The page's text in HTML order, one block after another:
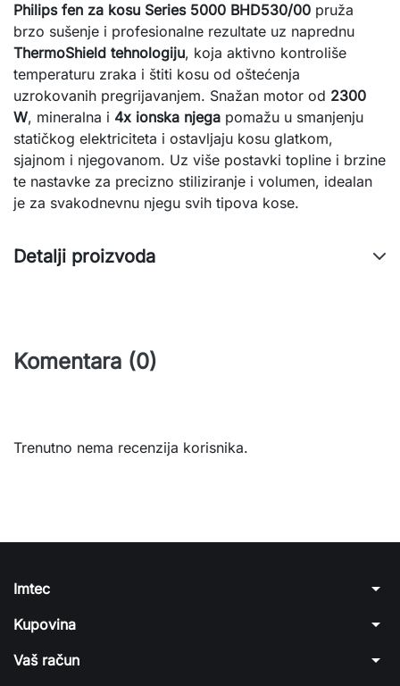
Philips fen za kosu Series 5000 BHD530/00 pruža
brzo sušenje i profesionalne rezultate uz naprednu
ThermoShield tehnologiju, koja aktivno kontroliše
temperaturu zraka i štiti kosu od oštećenja
uzrokovanih pregrijavanjem. Snažan motor od 2300
W, mineralna i 4x ionska njega pomažu u smanjenju
statičkog elektriciteta i ostavljaju kosu glatkom,
sjajnom i njegovanom. Uz više postavki topline i brzine
te nastavke za precizno stiliziranje i volumen, idealan
je za svakodnevnu njegu svih tipova kose.
Detalji proizvoda
Komentara (0)
Trenutno nema recenzija korisnika.
Imtec arrow_drop_down
Kupovina arrow_drop_down
Vaš račun
arrow_drop_down